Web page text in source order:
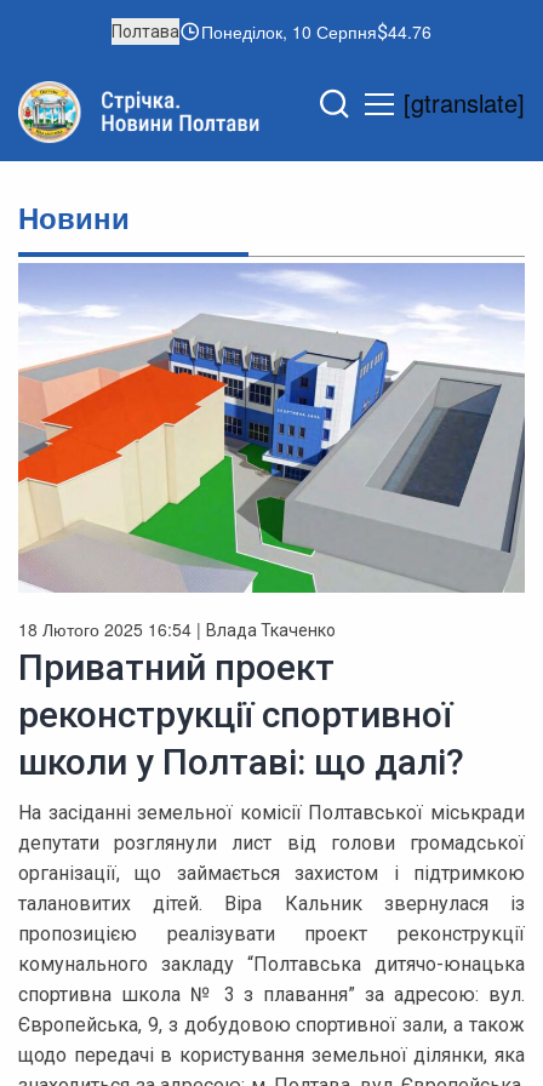
Полтава Понеділок, 10 Серпня 44.76
[gtranslate]
Новини
18 Лютого 2025 16:54 | Влада Ткаченко
Приватний проект
реконструкції спортивної
школи у Полтаві: що далі?
На засіданні земельної комісії Полтавської міськради
депутати розглянули лист від голови громадської
організації, що займається захистом і підтримкою
талановитих дітей. Віра Кальник звернулася із
пропозицією реалізувати проект реконструкції
комунального закладу “Полтавська дитячо-юнацька
спортивна школа № 3 з плавання” за адресою: вул.
Європейська, 9, з добудовою спортивної зали, а також
щодо передачі в користування земельної ділянки, яка